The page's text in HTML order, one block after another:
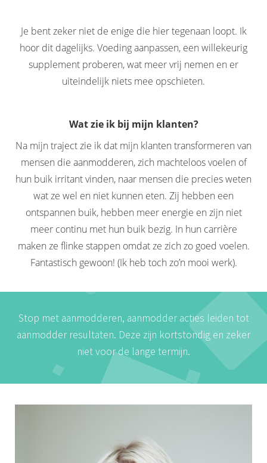
Je bent zeker niet de enige die hier tegenaan loopt. Ik
hoor dit dagelijks. Voeding aanpassen, een willekeurig
supplement proberen, wat meer vrij nemen en er
uiteindelijk niets mee opschieten.
Wat zie ik bij mijn klanten?
Na mijn traject zie ik dat mijn klanten transformeren van
mensen die aanmodderen, zich machteloos voelen of
hun buik irritant vinden, naar mensen die precies weten
wat ze wel en niet kunnen eten. Zij hebben een
ontspannen buik, hebben meer energie en zijn niet
meer continu met hun buik bezig. In hun carrière
maken ze flinke stappen omdat ze zich zo goed voelen.
Fantastisch gewoon! (Ik heb toch zo’n mooi werk).
Stop met aanmodderen, aanmodder acties leiden tot
aanmodder resultaten. Deze zijn kortstondig en zeker
niet voor de lange termijn.